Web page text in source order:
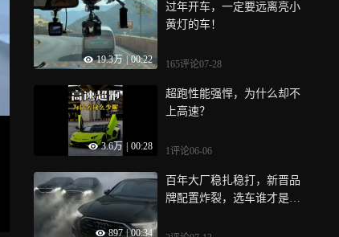
19.3万 00:22
过年开车，一定要远离亮小
黄灯的车！
165评论07-28
3.6万 00:28
超跑性能强悍，为什么却不
上高速？
1评论06-06
897 | 00:34
百年大厂稳扎稳打，新晋品
牌配置炸裂，选车谁才是最